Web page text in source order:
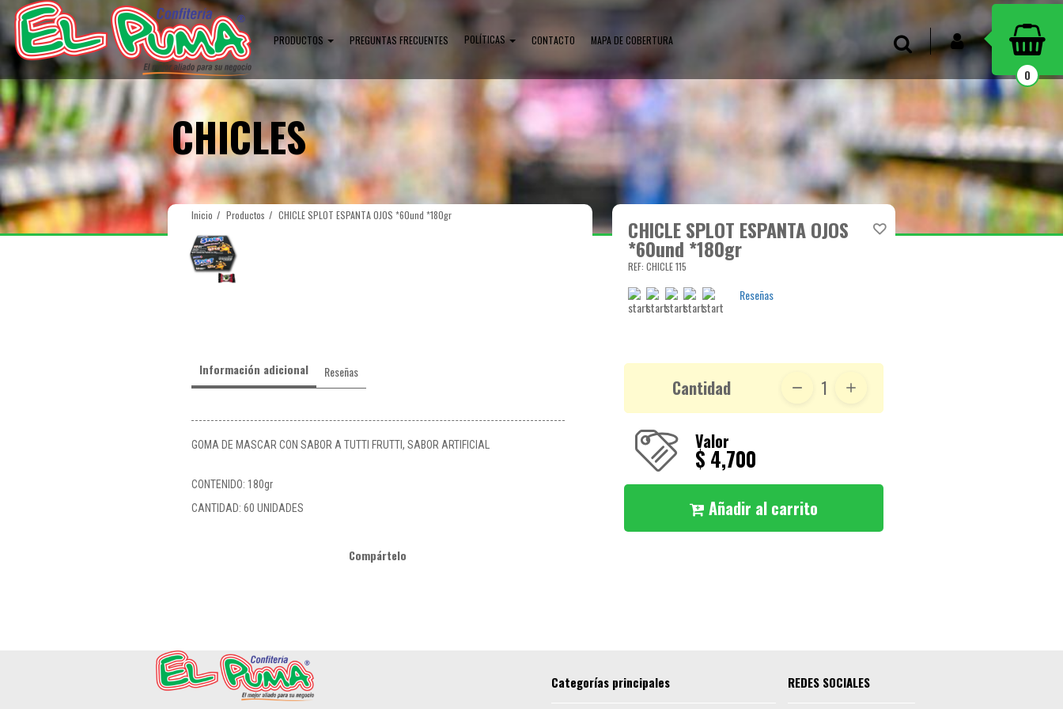
PRODUCTOS PREGUNTAS FRECUENTES POLÍTICAS CONTACTO MAPA DE COBERTURA INICIAR SESIÓN
Buscar
0
CHICLES
Inicio Productos CHICLE SPLOT ESPANTA OJOS *60und *180gr
Información adicional Reseñas
GOMA DE MASCAR CON SABOR A TUTTI FRUTTI, SABOR ARTIFICIAL
CONTENIDO: 180gr
CANTIDAD: 60 UNIDADES
Compártelo
CHICLE SPLOT ESPANTA OJOS
*60und *180gr
REF: CHICLE 115
Reseñas
Cantidad 1
Valor
$ 4,700
Añadir al carrito
Categorías principales REDES SOCIALES